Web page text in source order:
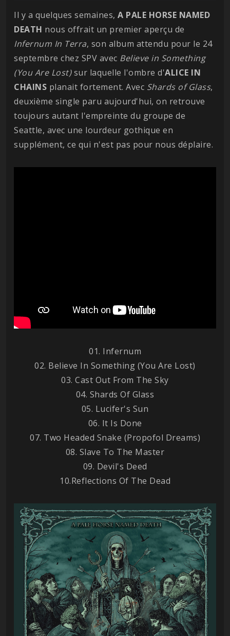
Il y a quelques semaines, A PALE HORSE NAMED
DEATH nous offrait un premier aperçu de
Infernum In Terra, son album attendu pour le 24
septembre chez SPV avec Believe in Something
(You Are Lost)sur laquelle l'ombre d'ALICE IN
CHAINS planait fortement. Avec Shards of Glass,
deuxième single paru aujourd'hui, on retrouve
toujours autant l'empreinte du groupe de
Seattle, avec une lourdeur gothique en
supplément, ce qui n'est pas pour nous déplaire.
01. Infernum
02. Believe In Something (You Are Lost)
03. Cast Out From The Sky
04. Shards Of Glass
05. Lucifer's Sun
06. It Is Done
07. Two Headed Snake (Propofol Dreams)
08. Slave To The Master
09. Devil's Deed
10.Reflections Of The Dead